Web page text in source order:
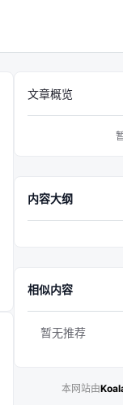
文章概览
内容大纲
相似内容
暂无推荐
本网站由